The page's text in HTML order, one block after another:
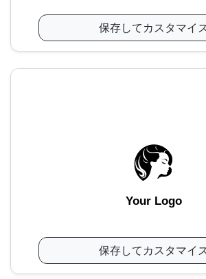
保存してカスタマイ
Your Logo
保存してカスタマイ